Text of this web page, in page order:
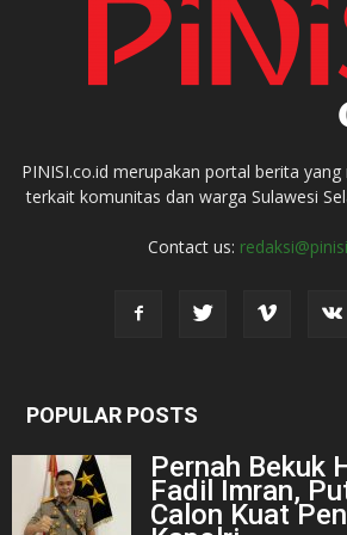
PINISI.co.id merupakan portal berita
terkait komunitas dan warga Sulawesi
Contact us:
POPULAR POSTS
Pernah Bekuk
Fadil Imran,
Calon Kuat